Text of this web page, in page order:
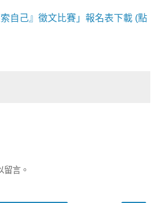
自己』徵文比賽」報名表下載 (點
留言。